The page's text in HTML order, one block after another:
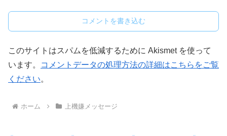
コメントを書き込む
このサイトはスパムを低減するために Akismet を使って
います。
コメントデータの処理方法の詳細はこちらをご覧
ください。
ホーム 上機嫌メッセージ